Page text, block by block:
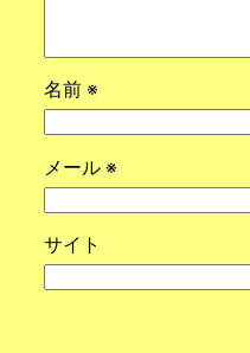
名前 ※
メール ※
サイト